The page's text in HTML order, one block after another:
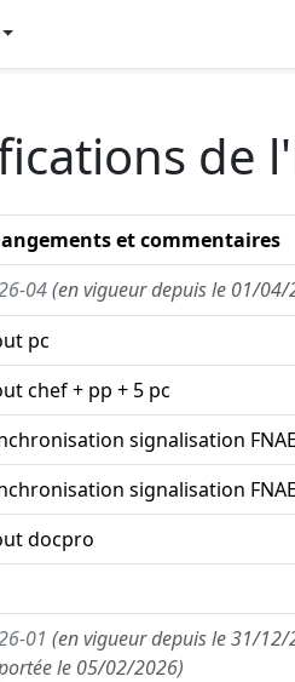
de
et commentaires
04(en vigueur depuis le 01/
pc
chef + pp + 5 pc
signalisation
signalisation
docpro
01 (en vigueur depuis le 31/
le 05/02/2026)